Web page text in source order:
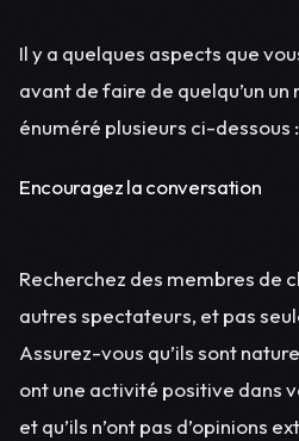
Il y a quelques aspects que
avant de faire de quelqu’un un
énuméré plusieurs ci-dessous :
Encouragez la conversation
Recherchez des membres de
autres spectateurs, et pas
Assurez-vous qu’ils sont
ont une activité positive dans
et qu’ils n’ont pas d’opinions